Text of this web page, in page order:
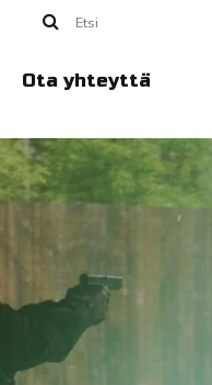
Etsi
Ota yhteyttä